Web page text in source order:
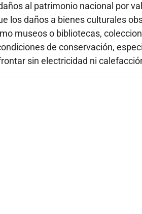
al patrimonio nacional por
los daños a bienes culturales
museos o bibliotecas,
de conservación,
sin electricidad ni